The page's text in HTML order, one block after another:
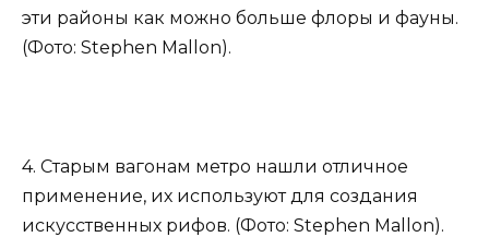
эти районы как можно больше флоры и фауны.
(Фото: Stephen Mallon).
4. Старым вагонам метро нашли отличное
применение, их используют для создания
искусственных рифов. (Фото: Stephen Mallon).